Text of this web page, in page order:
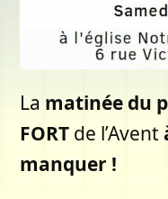
La matinée du
FORT de l’Avent
manquer !